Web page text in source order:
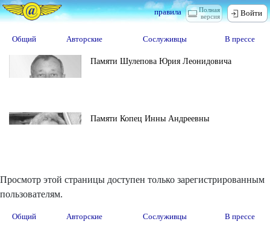
Полная
версия
правила Войти
Общий Авторские Сослуживцы В прессе
Памяти Шулепова Юрия Леонидовича
Памяти Копец Инны Андреевны
Просмотр этой страницы доступен только зарегистрированным
пользователям.
Общий Авторские Сослуживцы В прессе